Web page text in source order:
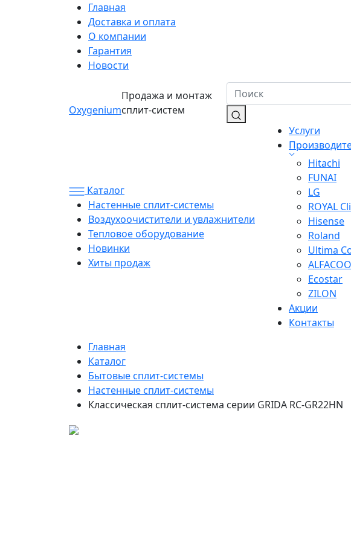
Главная
Доставка и оплата
О компании
Гарантия
Новости
Oxygenium
Продажа и монтаж
сплит-систем
Каталог
Настенные сплит-системы
Воздухоочистители и увлажнители
Тепловое оборудование
Новинки
Хиты продаж
Услуги
Hitachi
FUNAI
LG
ROYAL
Hisense
Roland
Ultima
Ecostar
ZILON
Акции
Контакты
Главная
Каталог
Бытовые сплит-системы
Настенные сплит-системы
Классическая сплит-система серии GRIDA RC-GR22HN